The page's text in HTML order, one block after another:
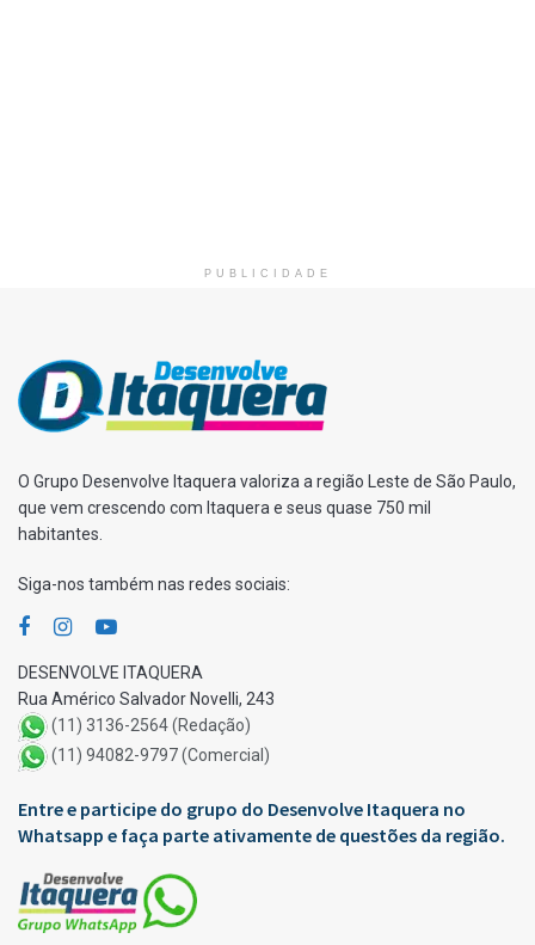
PUBLICIDADE
O Grupo Desenvolve Itaquera valoriza a região Leste de São Paulo,
que vem crescendo com Itaquera e seus quase 750 mil
habitantes.
Siga-nos também nas redes sociais:
DESENVOLVE ITAQUERA
Rua Américo Salvador Novelli, 243
(11) 3136-2564 (Redação)
(11) 94082-9797 (Comercial)
Entre e participe do grupo do Desenvolve Itaquera no
Whatsapp e faça parte ativamente de questões da região.